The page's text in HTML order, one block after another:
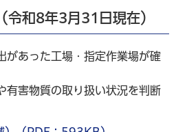
令和8年3月31日現在）
があった工場・指定作業場が確
有害物質の取り扱い状況を判断